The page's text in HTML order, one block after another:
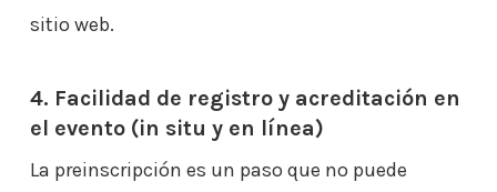
sitio web.
4. Facilidad de registro y acreditación en
el evento (in situ y en línea)
La preinscripción es un paso que no puede